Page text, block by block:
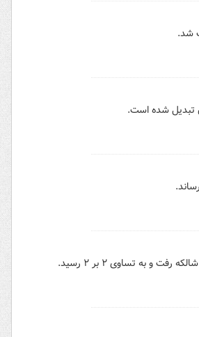
شد.
تبدیل شده است.
و به تساوی ۲ بر ۲ رسید.